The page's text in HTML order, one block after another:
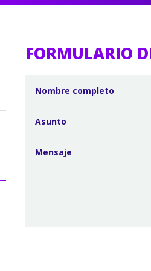
FORMULARIO